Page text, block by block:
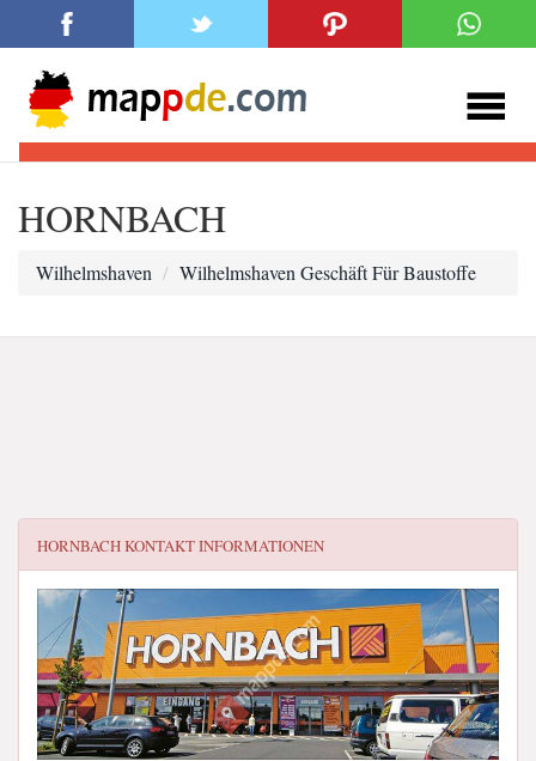
HORNBACH
Wilhelmshaven Wilhelmshaven Geschäft Für Baustoffe
HORNBACHKONTAKT INFORMATIONEN